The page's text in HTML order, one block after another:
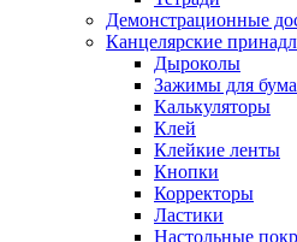
Демонстрационные
Канцелярские
Дыроколы
Зажимы для
Калькуляторы
Клей
Клейкие ленты
Кнопки
Корректоры
Ластики
Настольные